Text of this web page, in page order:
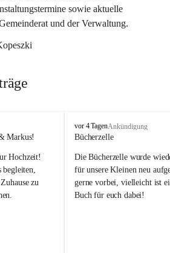
sowie aktuelle
und der Verwaltung.
Markus!
Hochzeit!
begleiten,
zu
T
o
a
j
vor 4 TagenAnkündigung
Bücherzelle
Die Bücherzelle wurde
für unsere Kleinen neu
gerne vorbei, vielleicht ist
Buch für euch dabei!